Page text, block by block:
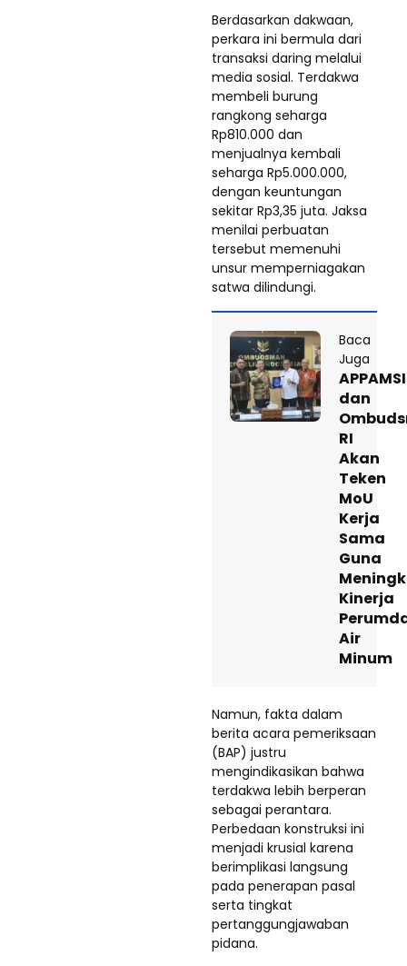
Berdasarkan dakwaan,
perkara ini bermula dari
transaksi daring melalui
media sosial. Terdakwa
membeli burung
rangkong seharga
Rp810.000 dan
menjualnya kembali
seharga Rp5.000.000,
dengan keuntungan
sekitar Rp3,35 juta. Jaksa
menilai perbuatan
tersebut memenuhi
unsur memperniagakan
satwa dilindungi.
Baca
Juga
APPAMSI
dan
RI
Akan
Teken
MoU
Kerja
Sama
Guna
Kinerja
Air
Minum
Namun, fakta dalam
berita acara pemeriksaan
(BAP) justru
mengindikasikan bahwa
terdakwa lebih berperan
sebagai perantara.
Perbedaan konstruksi ini
menjadi krusial karena
berimplikasi langsung
pada penerapan pasal
serta tingkat
pertanggungjawaban
pidana.